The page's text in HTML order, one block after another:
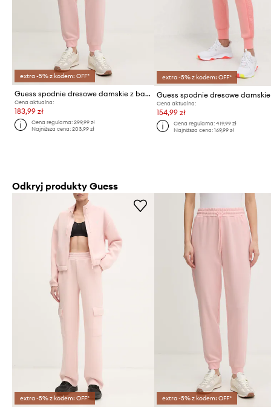
extra -5% z kodem: OFF*
Guess spodnie dresowe damskie z bawełną SILVY
Cena aktualna:
183,99 zł
Cena regularna:299,99 zł
Najniższa cena:203,99 zł
extra -5% z kodem: OFF*
Cena aktualna:
154,99 zł
Cena regularna: 419,99 zł
Najniższa cena: 169,99 zł
Odkryj produkty Guess
extra -5% z kodem: OFF* extra -5% z kodem: OFF*